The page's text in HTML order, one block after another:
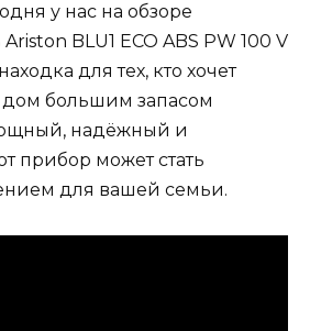
у нас на обзоре
BLU1 ECO ABS PW 100 V
для тех, кто хочет
дом большим запасом
надёжный и
прибор может стать
для вашей семьи.